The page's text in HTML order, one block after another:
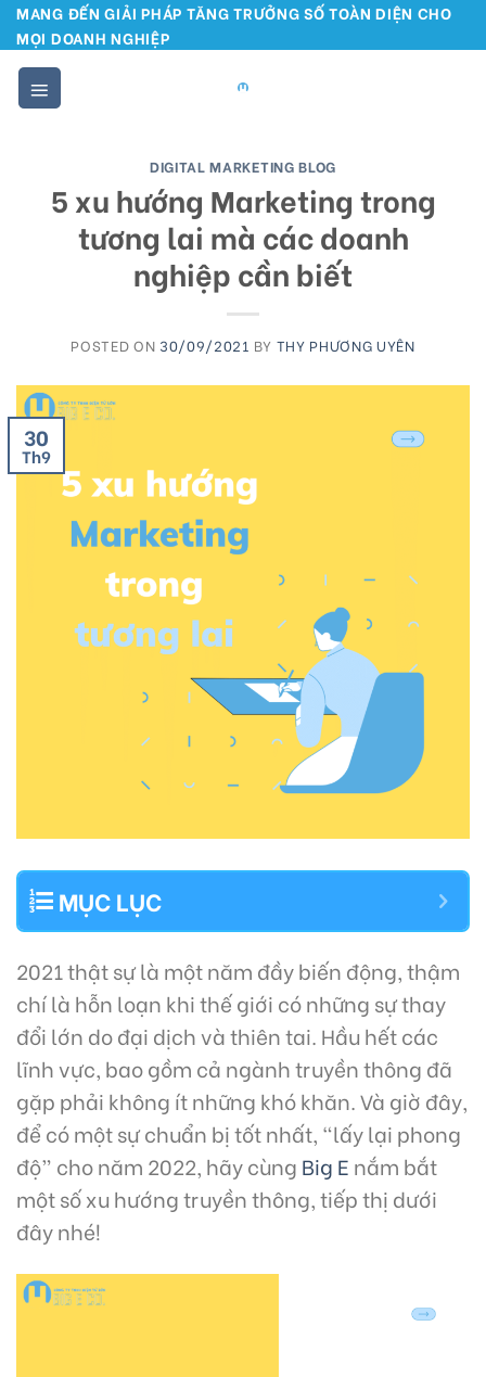
Skip
to
content
MANG ĐẾN GIẢI PHÁP TĂNG TRƯỞNG SỐ TOÀN DIỆN CHO
MỌI DOANH NGHIỆP
DIGITAL MARKETING BLOG
5 xu hướng Marketing trong
tương lai mà các doanh
nghiệp cần biết
POSTED ON 30/09/2021 BY THY PHƯƠNG UYÊN
30
Th9
MỤC LỤC
2021 thật sự là một năm đầy biến động, thậm
chí là hỗn loạn khi thế giới có những sự thay
đổi lớn do đại dịch và thiên tai. Hầu hết các
lĩnh vực, bao gồm cả ngành truyền thông đã
gặp phải không ít những khó khăn. Và giờ đây,
để có một sự chuẩn bị tốt nhất, “lấy lại phong
độ” cho năm 2022, hãy cùng Big E nắm bắt
một số xu hướng truyền thông, tiếp thị dưới
đây nhé!